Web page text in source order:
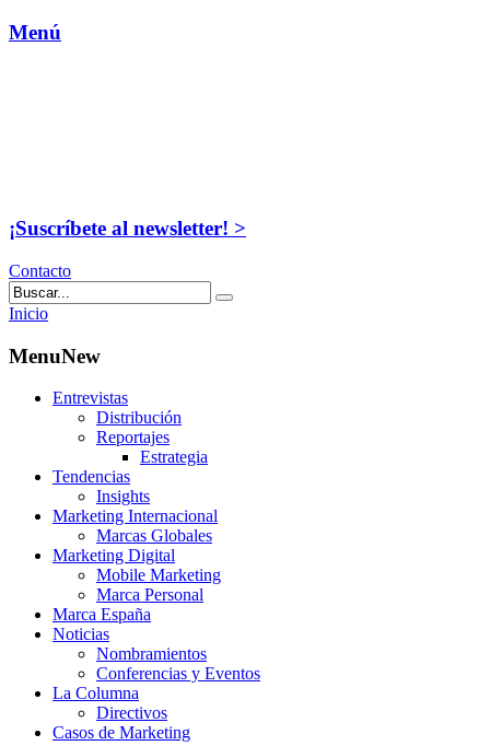
Menú
¡Suscríbete al newsletter! >
Contacto
Inicio
MenuNew
Entrevistas
Distribución
Reportajes
Estrategia
Tendencias
Insights
Marketing Internacional
Marcas Globales
Marketing Digital
Mobile Marketing
Marca Personal
Marca España
Noticias
Nombramientos
Conferencias y Eventos
La Columna
Directivos
Casos de Marketing